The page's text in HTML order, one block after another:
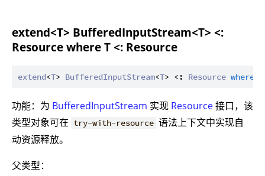
extend<T> BufferedInputStream<T> <:
Resource where T <: Resource
extend<T> BufferedInputStream<T> <: Resource where
功能：为 BufferedInputStream 实现 Resource接口，该
类型对象可在 try-with-resource 语法上下文中实现自
动资源释放。
父类型：